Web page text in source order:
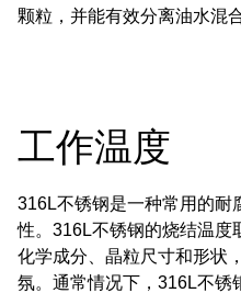
颗粒，并能有效分离油水混合
工作温度
316L不锈钢是一种常用的耐
性。 316L不锈钢的烧结温度
化学成分、晶粒尺寸和形状
氛。 通常情况下，316L不